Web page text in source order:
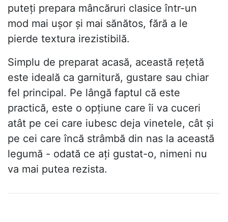
puteți prepara mâncăruri clasice într-un
mod mai ușor și mai sănătos, fără a le
pierde textura irezistibilă.
Simplu de preparat acasă, această rețetă
este ideală ca garnitură, gustare sau chiar
fel principal. Pe lângă faptul că este
practică, este o opțiune care îi va cuceri
atât pe cei care iubesc deja vinetele, cât și
pe cei care încă strâmbă din nas la această
legumă - odată ce ați gustat-o, nimeni nu
va mai putea rezista.